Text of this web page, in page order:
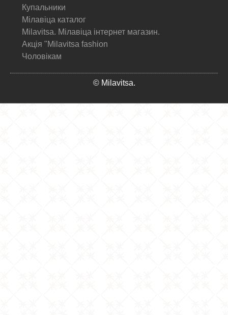
Купальники
Мілавіца каталог
Milavitsa. Мілавіца інтернет магазин.
Акція "Milavitsa fashion
Чоловікам
© Milavitsa.